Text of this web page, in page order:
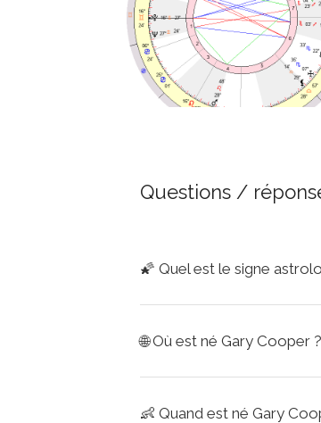
Questions /
🌠 Quel est le signe
🌐Où est né Gary Cooper ?
👶 Quand est né Gary